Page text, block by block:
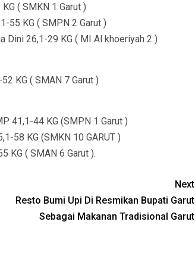
( SMKN 1 Garut )
55 KG ( SMPN 2 Garut )
Dini 26,1-29 KG ( MI Al khoeriyah 2 )
KG ( SMAN 7 Garut )
41,1-44 KG (SMPN 1 Garut )
58 KG (SMKN 10 GARUT )
KG ( SMAN 6 Garut ).
Next
Resto Bumi Upi Di Resmikan Bupati Garut
Sebagai Makanan Tradisional Garut